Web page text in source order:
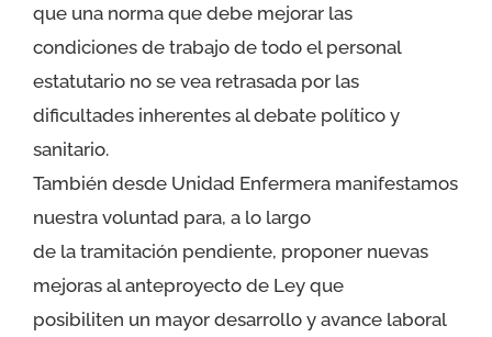
que una norma que debe mejorar las
condiciones de trabajo de todo el personal
estatutario no se vea retrasada por las
dificultades inherentes al debate político y
sanitario.
También desde Unidad Enfermera manifestamos
nuestra voluntad para, a lo largo
de la tramitación pendiente, proponer nuevas
mejoras al anteproyecto de Ley que
posibiliten un mayor desarrollo y avance laboral